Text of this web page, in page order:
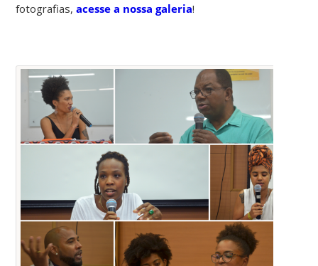
fotografias,acesse a nossa galeria!